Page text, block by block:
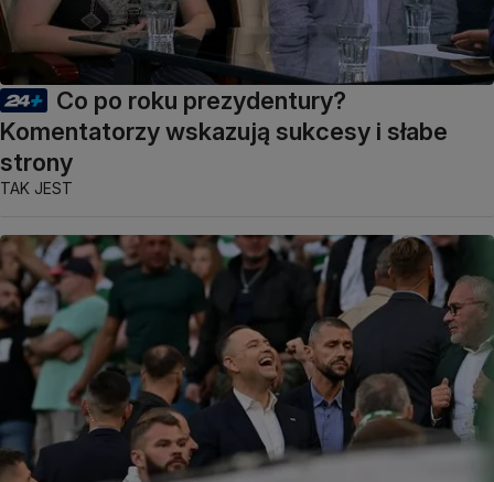
Co po roku prezydentury?
Komentatorzy wskazują sukcesy i słabe
strony
TAK JEST